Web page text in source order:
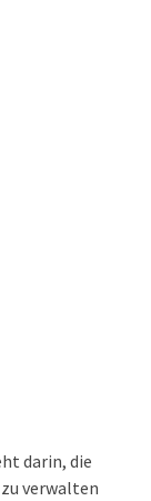
darin, die
verwalten